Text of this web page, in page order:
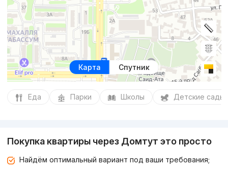
Карта Спутник
Еда Парки Школы Детские сады
Покупка квартиры через Домтут это просто
Найдём оптимальный вариант под ваши требования;